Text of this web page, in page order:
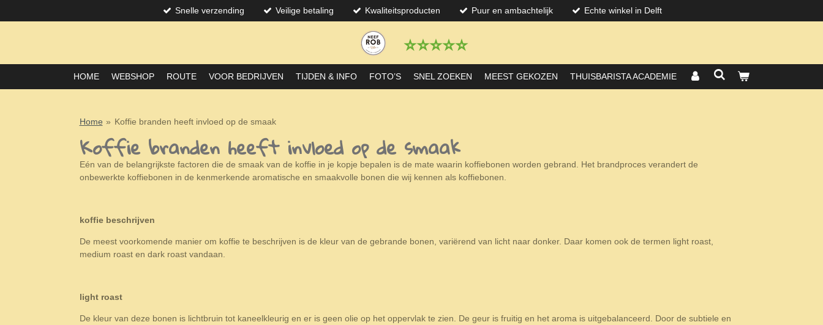
direct
hoofdinhoud
Snelle verzending Veilige betaling Kwaliteitsproducten Puur en ambachtelijk Echte winkel in Delft
⭐️⭐️⭐️⭐️⭐️
HOME WEBSHOP ROUTE VOOR BEDRIJVEN TIJDEN & INFO FOTO’S SNEL ZOEKEN MEEST GEKOZEN THUISBARISTA ACADEMIE
Home » Koffie branden heeft invloed op de smaak
Koffie branden heeft invloed op de smaak
Eén van de belangrijkste factoren die de smaak van de koffie in je kopje bepalen is de mate waarin koffiebonen worden gebrand. Het brandproces verandert de
onbewerkte koffiebonen in de kenmerkende aromatische en smaakvolle bonen die wij kennen als koffiebonen.
koffie beschrijven
De meest voorkomende manier om koffie te beschrijven is de kleur van de gebrande bonen, variërend van licht naar donker. Daar komen ook de termen light roast,
medium roast en dark roast vandaan.
light roast
De kleur van deze bonen is lichtbruin tot kaneelkleurig en er is geen olie op het oppervlak te zien. De geur is fruitig en het aroma is uitgebalanceerd. Door de subtiele en